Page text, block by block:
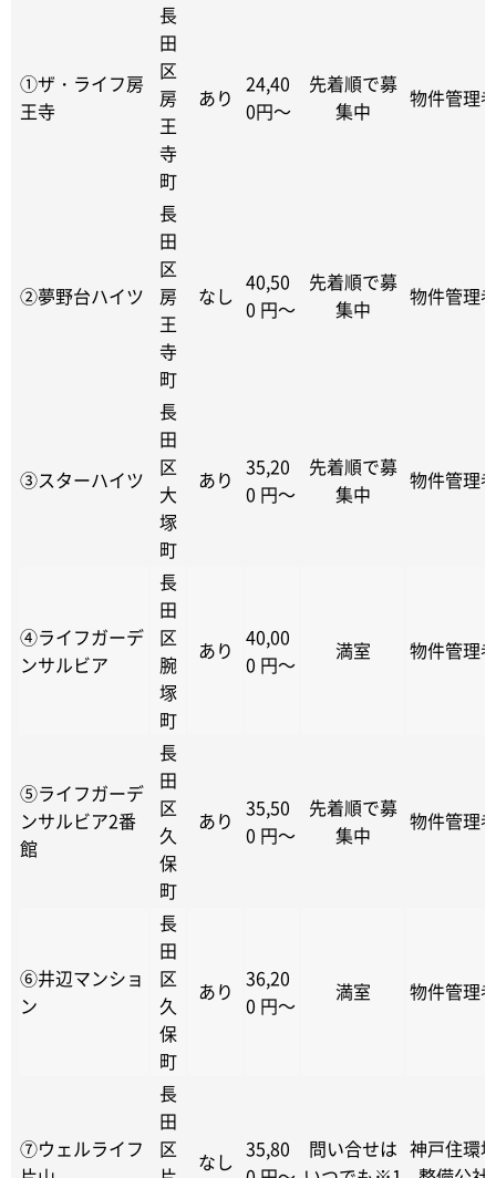
①ザ・ライフ房
王寺
長
田
区
房
王
寺
町
あり
24,40
0円～
先着順で募
集中
物件管理
②夢野台ハイツ
長
田
区
房
王
寺
町
なし
40,50
0 円～
先着順で募
集中
物件管理
③スターハイツ
長
田
区
大
塚
町
あり 35,20
0 円～
先着順で募
集中
物件管理
④ライフガーデ
ンサルビア
長
田
区
腕
塚
町
あり 40,00
0 円～
満室 物件管理
⑤ライフガーデ
ンサルビア2番
館
長
田
区
久
保
町
あり 35,50
0 円～
先着順で募
集中
物件管理
⑥井辺マンショ
ン
長
田
区
久
保
町
あり 36,20
0 円～
満室 物件管理
⑦ウェルライフ
長
田
区
なし 35,80
問い合せは 神戸住環